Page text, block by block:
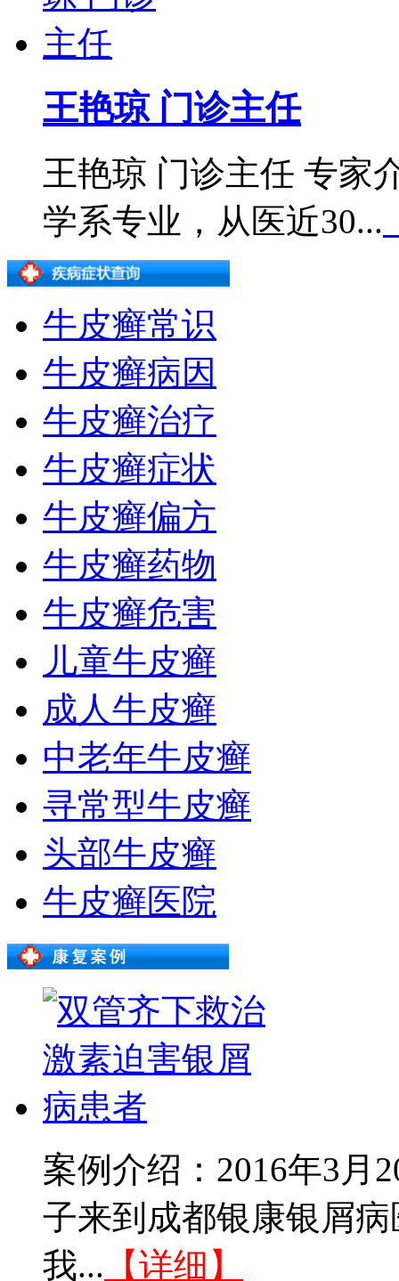
王艳琼 门诊主任
王艳琼 门诊主任 专家
学系专业，从医近30...
牛皮癣常识
牛皮癣病因
牛皮癣治疗
牛皮癣症状
牛皮癣偏方
牛皮癣药物
牛皮癣危害
儿童牛皮癣
成人牛皮癣
中老年牛皮癣
寻常型牛皮癣
头部牛皮癣
牛皮癣医院
案例介绍：2016年3月
子来到成都银康银屑
我... 【详细】